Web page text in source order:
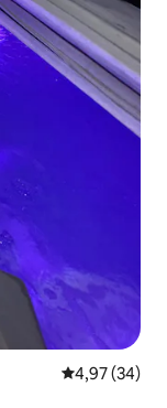
4,97 de uma
4,97 (34)